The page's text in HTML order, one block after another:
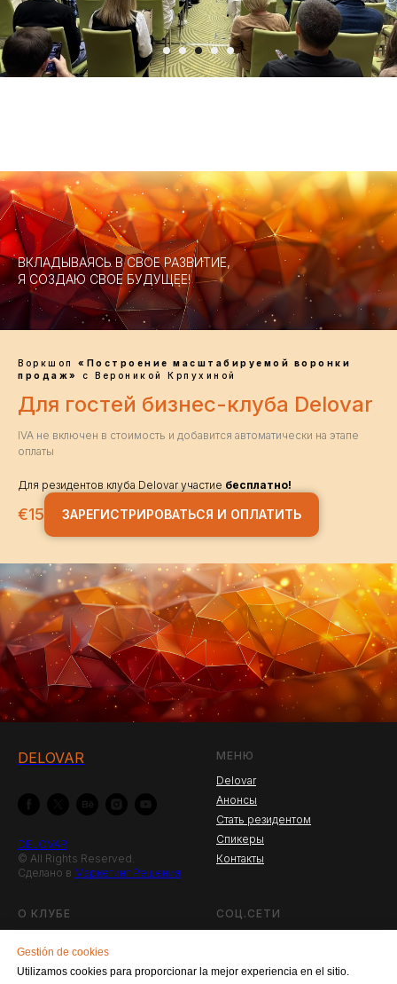
ВКЛАДЫВАЯСЬ В СВОЕ РАЗВИТИЕ,
Я СОЗДАЮ СВОЕ БУДУЩЕЕ!
Воркшоп «Построение масштабируемой воронки
продаж»
с Вероникой Крпухиной
Для гостей бизнес-клуба Delovar
IVA не включен в стоимость и добавится автоматически на этапе
оплаты
Для резидентов клуба Delovar участие бесплатно!
€15 ЗАРЕГИСТРИРОВАТЬСЯ И ОПЛАТИТЬ
Gestión de cookies
Utilizamos cookies para proporcionar la mejor experiencia en el sitio.
DELOVAR
DELOVAR
© All Rights Reserved.
Сделано в Маркетинг Решения
МЕНЮ
Delovar
Анонсы
Стать резидентом
Спикеры
Контакты
О КЛУБЕ
Новости
Резиденты клуба
СОЦ.СЕТИ